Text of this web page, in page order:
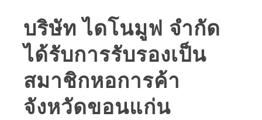
บริษัท ไดโนมูฟ จำกัด
ได้รับการรับรองเป็น
สมาชิกหอการค้า
จังหวัดขอนแก่น